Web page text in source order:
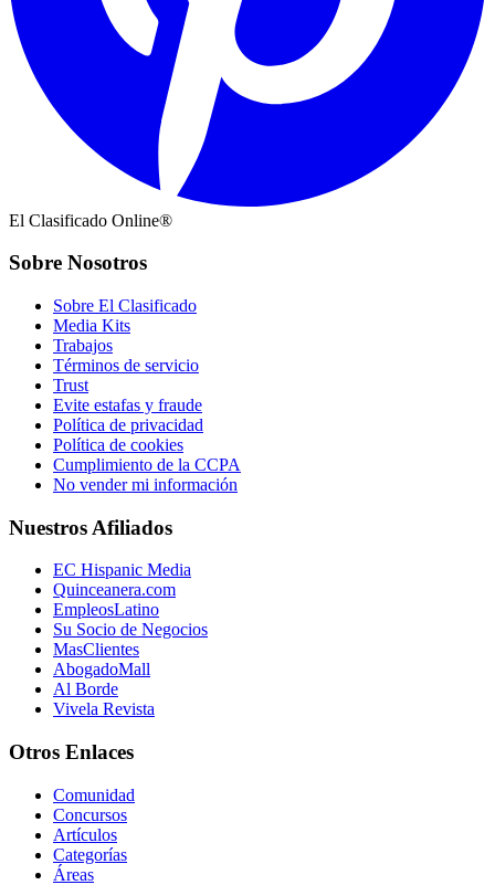
El Clasificado Online®
Sobre Nosotros
Sobre El Clasificado
Media Kits
Trabajos
Términos de servicio
Trust
Evite estafas y fraude
Política de privacidad
Política de cookies
Cumplimiento de la CCPA
No vender mi información
Nuestros Afiliados
EC Hispanic Media
Quinceanera.com
EmpleosLatino
Su Socio de Negocios
MasClientes
AbogadoMall
Al Borde
Vivela Revista
Otros Enlaces
Comunidad
Concursos
Artículos
Categorías
Áreas